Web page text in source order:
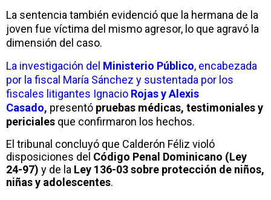
La sentencia también evidenció que la hermana de la
joven fue víctima del mismo agresor, lo que agravó la
dimensión del caso.
La investigación del Ministerio Público, encabezada
por la fiscal María Sánchez y sustentada por los
fiscales litigantes Ignacio Rojas y Alexis
Casado, presentó pruebas médicas, testimoniales y
periciales que confirmaron los hechos.
El tribunal concluyó que Calderón Féliz violó
disposiciones del Código Penal Dominicano (Ley
24-97) y de la Ley 136-03 sobre protección de niños,
niñas y adolescentes.